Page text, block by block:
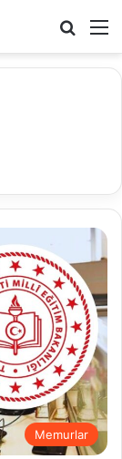
Ara
Memurlar